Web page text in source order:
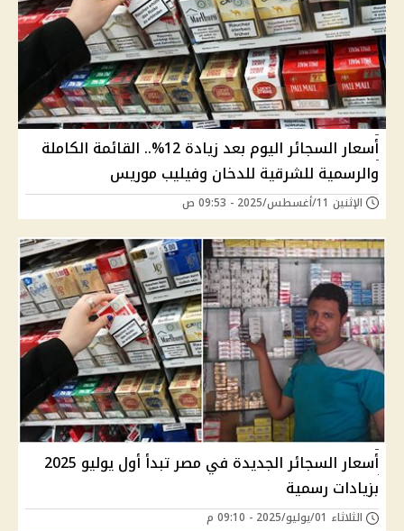
أسعار السجائر اليوم بعد زيادة 12%.. القائمة الكاملة
والرسمية للشرقية للدخان وفيليب موريس
الإثنين 11/أغسطس/2025 - 09:53 ص
أسعار السجائر الجديدة في مصر تبدأ أول يوليو 2025
بزيادات رسمية
الثلاثاء 01/يوليو/2025 - 09:10 م